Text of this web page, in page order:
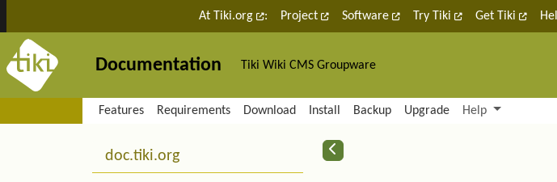
Site identity, navigation, etc.
At Tiki.org : Project Software Try Tiki Get Tiki
Documentation Tiki Wiki CMS Groupware
Navigation and related functionality and
Features Requirements Download Install Backup Upgrade Help
Related content
More content and functionality (left side)
doc.tiki.org